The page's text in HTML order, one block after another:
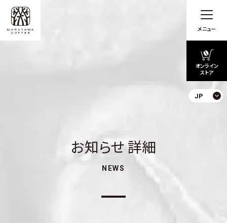
メニュー
オンライン
ストア
JP
お知らせ 詳細
NEWS